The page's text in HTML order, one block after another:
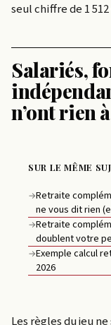
seul chiffre de 1
Salariés,
n’ont rien
SUR LE MÊME
→Retraite
ne vous dit rien
→Retraite
doublent votre
→Exemple calcul
2026